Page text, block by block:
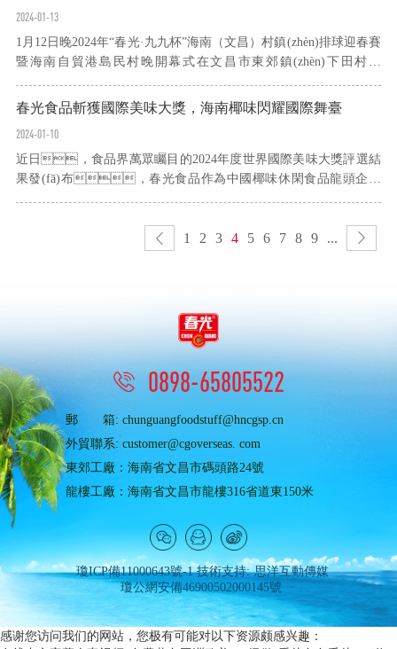
2024-01-13
1月12日晚2024年“春光·九九杯”海南（文昌）村鎮(zhèn)排球迎春賽
暨海南自貿港島民村晚開幕式在文昌市東郊鎮(zhèn)下田村舉
注報道。當晚，由文昌市各村鎮(zhèn)及其他市縣村級代表
春光食品斬獲國際美味大獎，海南椰味閃耀國際舞臺
2024-01-10
近日，食品界萬眾矚目的2024年度世界國際美味大獎評選結
果發(fā)布，春光食品作為中國椰味休閑食品龍頭企業
(yōu)良的品質，獲得了國際食品權威機構專家組委會的一致高度
1 2 3 4 5 6 7 8 9 ...
0898-65805522
郵 箱: chunguangfoodstuff@hncgsp.cn
外貿聯系: customer@cgoverseas. com
東郊工廠：海南省文昌市碼頭路24號
龍樓工廠：海南省文昌市龍樓316省道東150米
瓊ICP備11000643號-1 技術支持: 思洋互動傳媒
瓊公網安備46900502000145號
感谢您访问我们的网站，您极有可能对以下资源颇感兴趣：